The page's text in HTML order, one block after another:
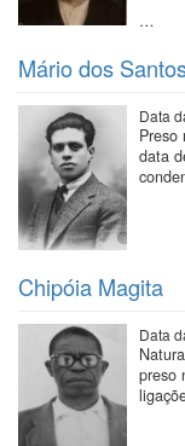
…
Mário dos
Data
Preso
data
Chipóia Magita
Data
preso